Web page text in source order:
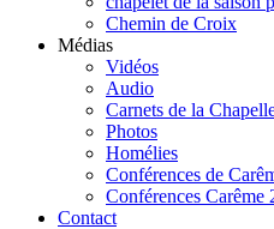
Chemin de Croix
Médias
Vidéos
Audio
Carnets de la
Photos
Homélies
Conférences de
Conférences Carême
Contact